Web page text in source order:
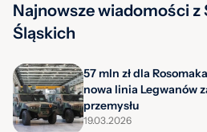
Najnowsze wiadomości z
Śląskich
57 mln zł dla
nowa linia Legwanów
przemysłu
19.03.2026